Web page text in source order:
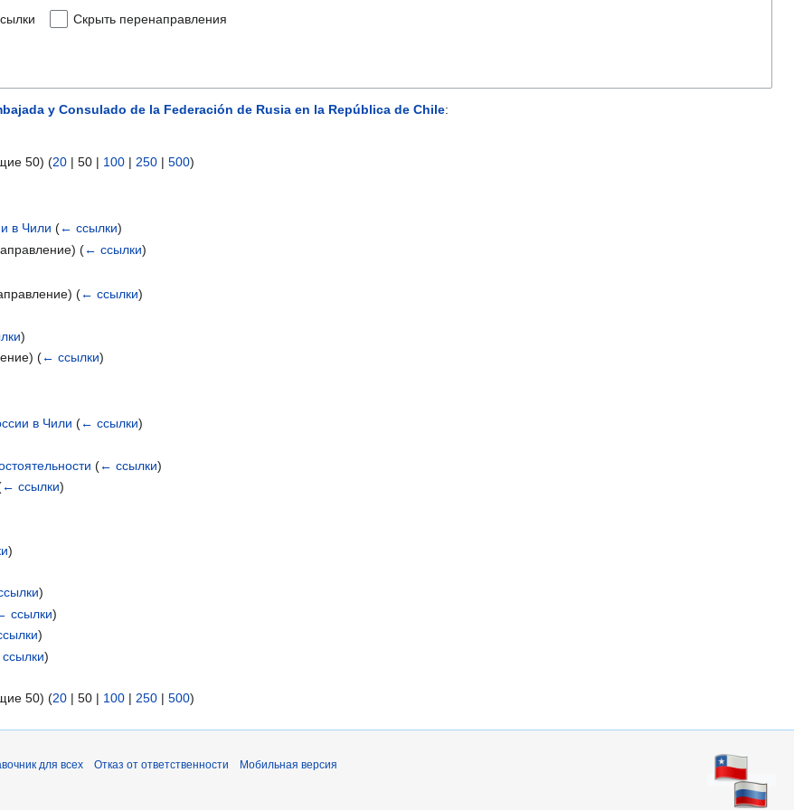
Скрыть перенаправления
y Consulado de la Federación de Rusia en la República de Chile:
50) (20 | 50 | 100 | 250 | 500)
в Чили (← ссылки)
(← ссылки)
(← ссылки)
)
(← ссылки)
в Чили (← ссылки)
(← ссылки)
← ссылки)
)
)
ссылки)
)
)
50) (20 | 50 | 100 | 250 | 500)
для всех Отказ от ответственности Мобильная версия